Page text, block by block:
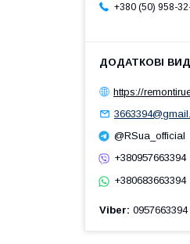
+380 (50) 958-
https://
@RSua_official
+380957663394
+380683663394
Viber 0957663394